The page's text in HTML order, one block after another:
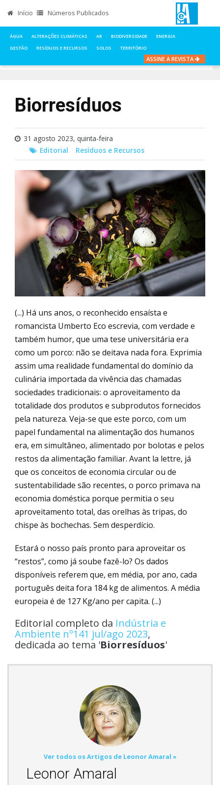
Início Números Publicados
ÁGUA ALTERAÇÕES CLIMÁTICAS AR BIODIVERSIDADE
ENERGIA
GESTÃO
RESÍDUOS E RECURSOS SOLOS TERRITÓRIO
ASSINE A REVISTA
Biorresíduos
31 agosto 2023, quinta-feira
Editorial
Resíduos e Recursos
(...) Há uns anos, o reconhecido ensaísta e
romancista Umberto Eco escrevia, com verdade e
também humor, que uma tese universitária era
como um porco: não se deitava nada fora. Exprimia
assim uma realidade fundamental do domínio da
culinária importada da vivência das chamadas
sociedades tradicionais: o aproveitamento da
totalidade dos produtos e subprodutos fornecidos
pela natureza. Veja-se que este porco, com um
papel fundamental na alimentação dos humanos
era, em simultâneo, alimentado por bolotas e pelos
restos da alimentação familiar. Avant la lettre, já
que os conceitos de economia circular ou de
sustentabilidade são recentes, o porco primava na
economia doméstica porque permitia o seu
aproveitamento total, das orelhas às tripas, do
chispe às bochechas. Sem desperdício.
Estará o nosso país pronto para aproveitar os
“restos”, como já soube fazê-lo? Os dados
disponíveis referem que, em média, por ano, cada
português deita fora 184 kg de alimentos. A média
europeia é de 127 Kg/ano per capita. (...)
Editorial completo da Indústria e
Ambiente nº141 jul/ago 2023,
dedicada ao tema 'Biorresíduos'
Ver todos os Artigos de Leonor Amaral »
Leonor Amaral